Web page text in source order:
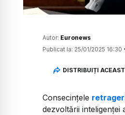
Autor: Euronews
Publicat la: 25/01/2025 16:30
DISTRIBUIȚI
Consecințele
dezvoltării inteligenței